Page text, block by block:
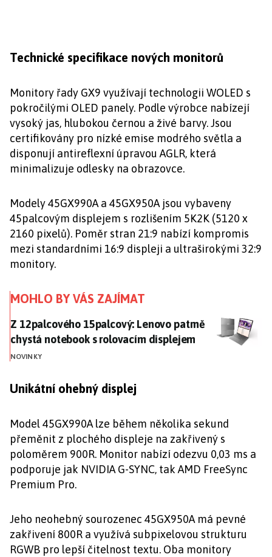
Technické specifikace nových monitorů
Monitory řady GX9 využívají technologii WOLED s
pokročilými OLED panely. Podle výrobce nabízejí
vysoký jas, hlubokou černou a živé barvy. Jsou
certifikovány pro nízké emise modrého světla a
disponují antireflexní úpravou AGLR, která
minimalizuje odlesky na obrazovce.
Modely 45GX990A a 45GX950A jsou vybaveny
45palcovým displejem s rozlišením 5K2K (5120 x
2160 pixelů). Poměr stran 21:9 nabízí kompromis
mezi standardními 16:9 displeji a ultraširokými 32:9
monitory.
MOHLO BY VÁS ZAJÍMAT
Z 12palcového 15palcový: Lenovo patrně chystá
Z 12palcového 15palcový: Lenovo patrně
chystá notebook s rolovacím displejem
NOVINKY
Unikátní ohebný displej
Model 45GX990A lze během několika sekund
přeměnit z plochého displeje na zakřivený s
poloměrem 900R. Monitor nabízí odezvu 0,03 ms a
podporuje jak NVIDIA G-SYNC, tak AMD FreeSync
Premium Pro.
Jeho neohebný sourozenec 45GX950A má pevné
zakřivení 800R a využívá subpixelovou strukturu
RGWB pro lepší čitelnost textu. Oba monitory